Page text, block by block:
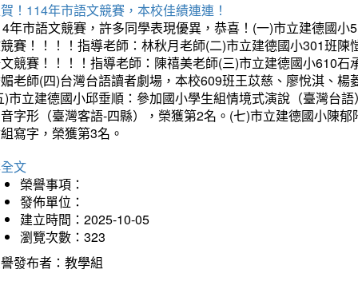
！114年市語文競賽，本校佳績連連！
年市語文競賽，許多同學表現優異，恭喜！(一)市立建德國
賽！！！！指導老師：林秋月老師(二)市立建德國小301班
競賽！！！！指導老師：陳禧美老師(三)市立建德國小610
老師(四)台灣台語讀者劇場，本校609班王苡慈、廖悅淇、
)市立建德國小邱垂順：參加國小學生組情境式演說（臺灣台
字形（臺灣客語-四縣），榮獲第2名。(七)市立建德國小陳
寫字，榮獲第3名。
文
榮譽事項：
發佈單位：
建立時間：2025-10-05
瀏覽次數：323
發布者：教學組